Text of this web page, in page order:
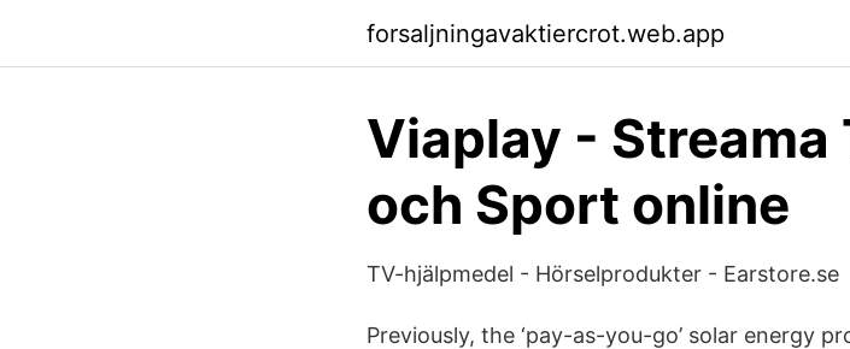
forsaljningavaktiercrot.web.app
Viaplay - Streama
och Sport online
TV-hjälpmedel - Hörselprodukter - Earstore.se
Previously, the ‘pay-as-you-go’ solar energy